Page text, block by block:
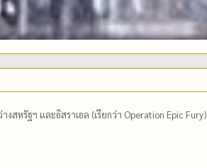
สหรัฐฯ และอิสราเอล (เรียกว่า Operation Epic Fury)